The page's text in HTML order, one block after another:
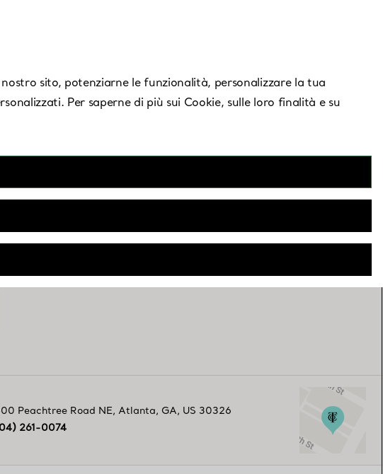
Peachtree Road NE, Atlanta, GA, US 30326
261-0074
sito, potenziarne le funzionalità, personalizzare la tua
Per saperne di più sui Cookie, sulle loro finalità e su